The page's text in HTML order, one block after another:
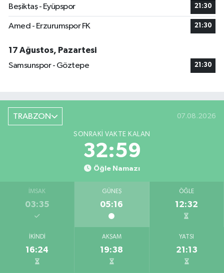
Beşiktaş - Eyüpspor 21:30
Amed - Erzurumspor FK 21:30
17 Ağustos, Pazartesi
Samsunspor - Göztepe
21:30
TRABZON 07.08.2026
SONRAKI VAKTE KALAN
32:58
Öğle Namazı
İMSAK
03:35
GÜNEŞ
05:16
ÖĞLE
12:32
İKINDI
16:24
AKŞAM
19:38
YATSI
21:13